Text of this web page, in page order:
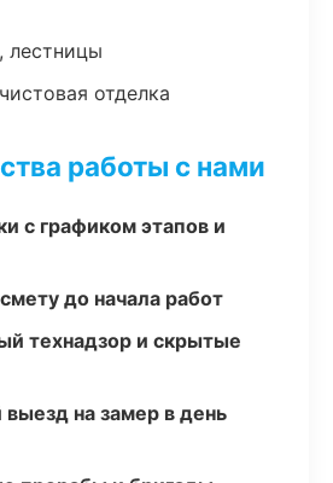
лестницы
отделка
работы с нами
с графиком этапов и
до начала работ
технадзор и скрытые
на замер в день